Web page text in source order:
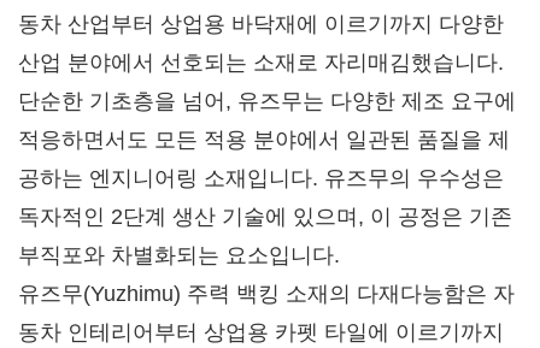
동차 산업부터 상업용 바닥재에 이르기까지 다양한
산업 분야에서 선호되는 소재로 자리매김했습니다.
단순한 기초층을 넘어, 유즈무는 다양한 제조 요구에
적응하면서도 모든 적용 분야에서 일관된 품질을 제
공하는 엔지니어링 소재입니다. 유즈무의 우수성은
독자적인 2단계 생산 기술에 있으며, 이 공정은 기존
부직포와 차별화되는 요소입니다.
유즈무(Yuzhimu) 주력 백킹 소재의 다재다능함은 자
동차 인테리어부터 상업용 카펫 타일에 이르기까지